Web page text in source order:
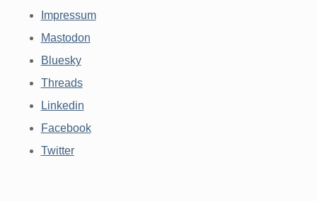
Impressum
Mastodon
Bluesky
Threads
Linkedin
Facebook
Twitter